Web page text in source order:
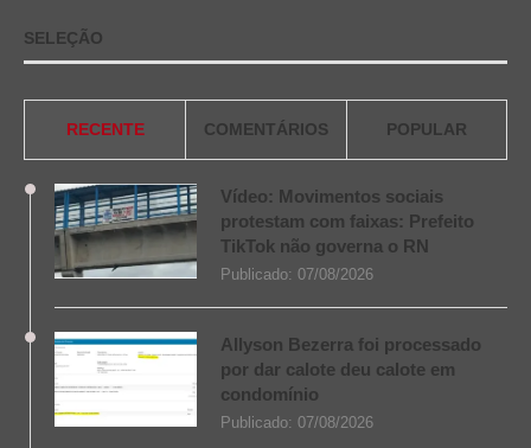
SELEÇÃO
RECENTE COMENTÁRIOS POPULAR
Vídeo: Movimentos sociais
protestam com faixas: Prefeito
TikTok não governa o RN
Publicado: 07/08/2026
Allyson Bezerra foi processado
por dar calote deu calote em
condomínio
Publicado: 07/08/2026